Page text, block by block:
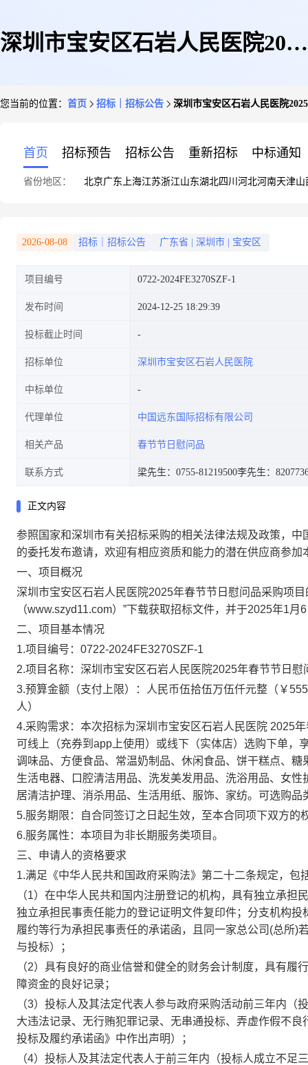
深圳市宝安区石岩人民医院2025
您当前的位置： 首页 招标｜招标公告 深圳市宝安区石岩人民医院
首页 招标预告 招标公告 重新招标 中标通知
省份地区： 北京广东 上海江苏浙江山东湖北四川 河北河南天津山
2026-08-08 招标｜招标公告 广东省 深圳市 宝安区
项目编号 0722-2024FE3270SZF-1
发布时间 2024-12-25 18:29:39
投标截止时间
招标单位 深圳市宝安区石岩人民医院
中标单位
代理单位 中国远东国际招标有限公司
相关产品 春节节日慰问品
联系方式 梁先生：0755-81219500李先生：
正文内容
参照国家和深圳市有关招标采购的相关法律法规及政策，
的委托发布邀请，欢迎有相应资质和能力的潜在供应商参加
一、项目概况
深圳市宝安区石岩人民医院2025年春节节日慰问品采购项目
（www.szyd11.com）”下载获取招标文件，并于2025年1月 6
二、项目基本情况
1.项目编号： 0722-2024FE3270SZF-1
2.项目名称： 深圳市宝安区石岩人民医院2025年春节节日慰
3.预算金额（支付上限）：
人民币伍拾伍万伍仟元整（￥
人）
4.采购需求：本次招标为深圳市宝安区石岩人民医院 2025
可线上（充券到app上使用）或线下（实体店）选购下单
调味品、方便食品、常温奶制品、休闲食品、饼干糕点、
生活电器、口腔清洁用品、洗发美发用品、洗浴用品、女
居清洁护理、消杀用品、生活用纸、服饰、家纺。可选购
5.服务期限 ：自合同签订之日起生效，至本合同项下双方的
6.服务属性：本项目为非长期服务类项目。
三、申请人的资格要求
1.满足《中华人民共和国政府采购法》第二十二条规定，包
（1）在中华人民共和国内注册登记的机构，具有独立承
独立承担民事责任能力的登记证明文件复印件；分支机构
履约等行为承担民事责任的承诺函，且同一家总公司(总所)
与投标）；
（2）具有良好的商业信誉和健全的财务会计制度，具有
障资金的良好记录；
（3）投标人及其法定代表人参与政府采购活动前三年内
大违法记录、无行贿犯罪记录、无串通投标、弄虚作假不
投标及履约承诺函》中作出声明）；
（4）投标人及其法定代表人于前三年内（投标人成立不